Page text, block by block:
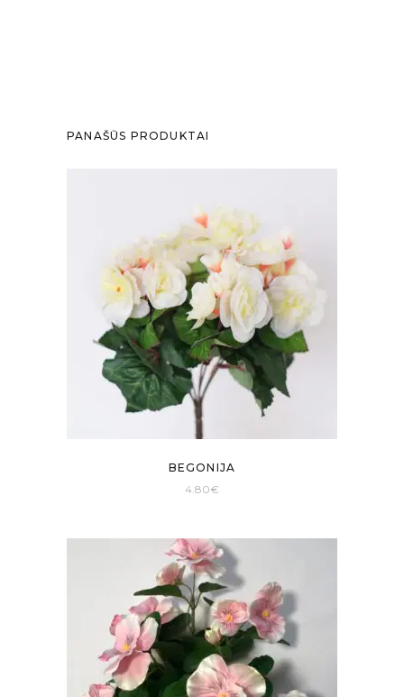
PANAŠŪS PRODUKTAI
BEGONIJA
4.80€